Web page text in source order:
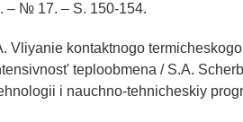
– № 17. – S. 150-154.
Vliyanie kontaktnogo
teploobmena / S.A.
i nauchno-tehnicheskiy